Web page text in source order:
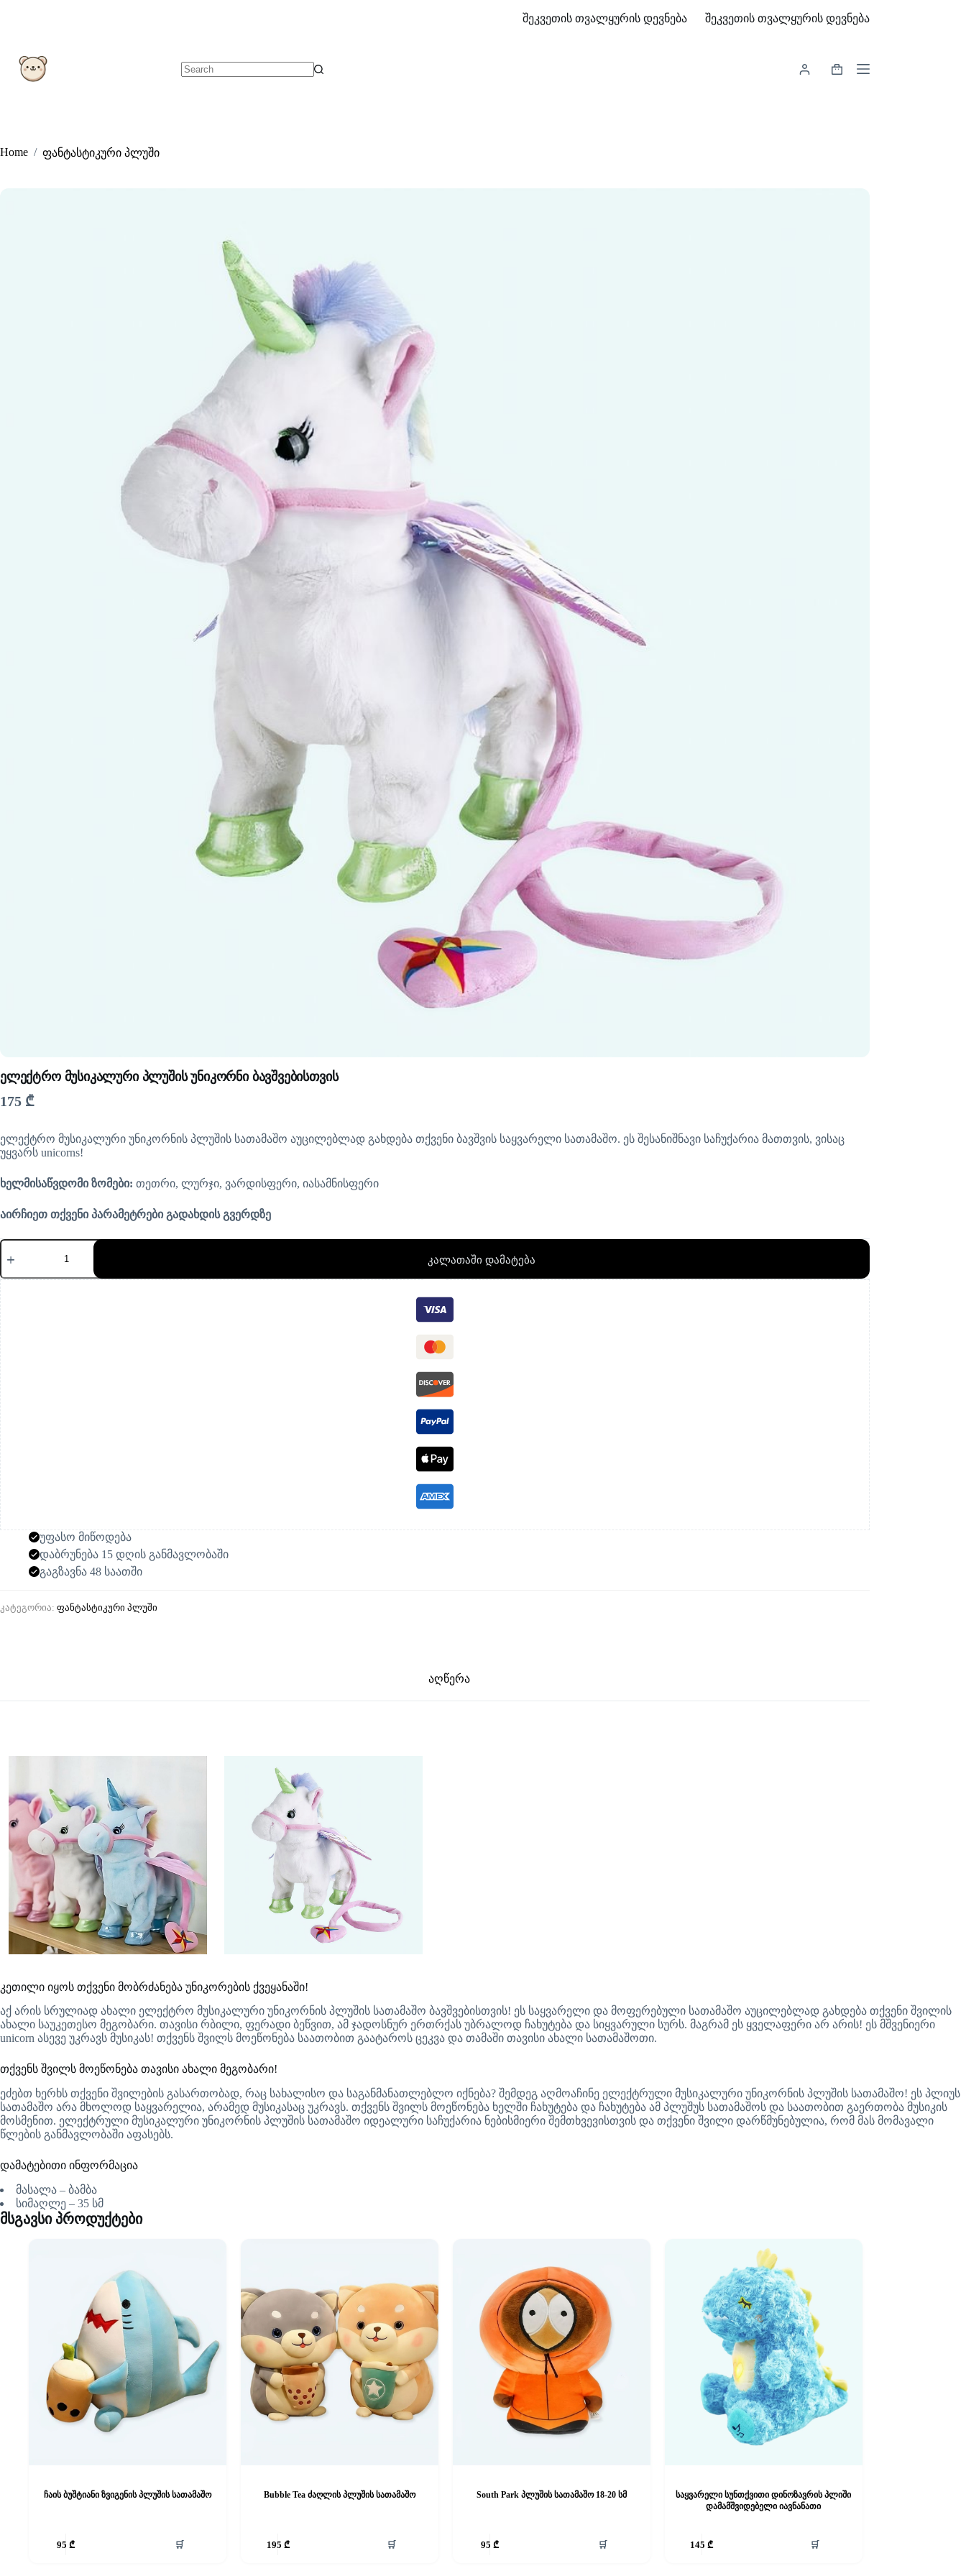
შეკვეთის თვალყურის დევნება შეკვეთის თვალყურის დევნება
Shopping
Home / ფანტასტიკური პლუში
ელექტრო მუსიკალური პლუშის უნიკორნი ბავშვებისთვის
175 ₾
ელექტრო მუსიკალური უნიკორნის პლუშის სათამაშო აუცილებლად გახდება თქვენი ბავშვის საყვარელი სათამაშო. ეს შესანიშნავი საჩუქარია მათთვის, ვისაც
უყვარს unicorns!
ხელმისაწვდომი ზომები: თეთრი, ლურჯი, ვარდისფერი, იასამნისფერი
აირჩიეთ თქვენი პარამეტრები გადახდის გვერდზე
რაოდენობა:
ელექტრო
პლუშის
უნიკორნი
ბავშვებისთვის
კალათაში დამატება
უფასო მიწოდება
დაბრუნება 15 დღის განმავლობაში
გაგზავნა 48 საათში
კატეგორია: ფანტასტიკური პლუში
აღწერა
კეთილი იყოს თქვენი მობრძანება უნიკორების ქვეყანაში!
აქ არის სრულიად ახალი ელექტრო მუსიკალური უნიკორნის პლუშის სათამაშო ბავშვებისთვის! ეს საყვარელი და მოფერებული სათამაშო აუცილებლად გახდება თქვენი შვილის
ახალი საუკეთესო მეგობარი. თავისი რბილი, ფერადი ბეწვით, ამ ჯადოსნურ ერთრქას უბრალოდ ჩახუტება და სიყვარული სურს. მაგრამ ეს ყველაფერი არ არის! ეს მშვენიერი
unicorn ასევე უკრავს მუსიკას! თქვენს შვილს მოეწონება საათობით გაატაროს ცეკვა და თამაში თავისი ახალი სათამაშოთი.
თქვენს შვილს მოეწონება თავისი ახალი მეგობარი!
ეძებთ ხერხს თქვენი შვილების გასართობად, რაც სახალისო და საგანმანათლებლო იქნება? შემდეგ აღმოაჩინე ელექტრული მუსიკალური უნიკორნის პლუშის სათამაშო! ეს პლიუს
სათამაშო არა მხოლოდ საყვარელია, არამედ მუსიკასაც უკრავს. თქვენს შვილს მოეწონება ხელში ჩახუტება და ჩახუტება ამ პლუშუს სათამაშოს და საათობით გაერთობა მუსიკის
მოსმენით. ელექტრული მუსიკალური უნიკორნის პლუშის სათამაშო იდეალური საჩუქარია ნებისმიერი შემთხვევისთვის და თქვენი შვილი დარწმუნებულია, რომ მას მომავალი
წლების განმავლობაში აფასებს.
დამატებითი ინფორმაცია
მასალა – ბამბა
სიმაღლე – 35 სმ
მსგავსი პროდუქტები
ჩაის ბუშტიანი ზვიგენის პლუშის სათამაშო
95₾ 🛒
Bubble Tea ძაღლის პლუშის სათამაშო
195 ₾ 🛒
South Park პლუშის სათამაშო 18-20 სმ
95 ₾ 🛒
საყვარელი სუნთქვითი დინოზავრის პლიში
დამამშვიდებელი იავნანათი
145₾ 🛒